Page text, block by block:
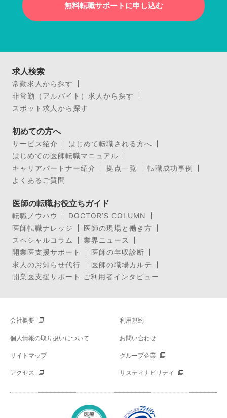
無料転職サポートに申し込む
求人検索
常勤求人から探す
非常勤（アルバイト）求人から探す
スポット求人から探す
初めての方へ
サービス紹介
はじめて転職される方へ
はじめての医師転職マニュアル
キャリアパートナー紹介
拠点一覧
転職成功事例
よくあるご質問
医師の転職お役立ちガイド
転職ノウハウ
DOCTOR’S COLUMN
医師転職ナレッジ
医師の現場と働き方
スペシャルコラム
業界ニュース
開業医支援サポート
医師の年収診断
求人のお知らせ代行
医師の職場カルテ
開業医支援サポート ご利用者インタビュー
会社概要 利用規約
個人情報の取り扱いについて お問い合わせ
サイトマップ グループ企業
アクセス サスティナビリティ